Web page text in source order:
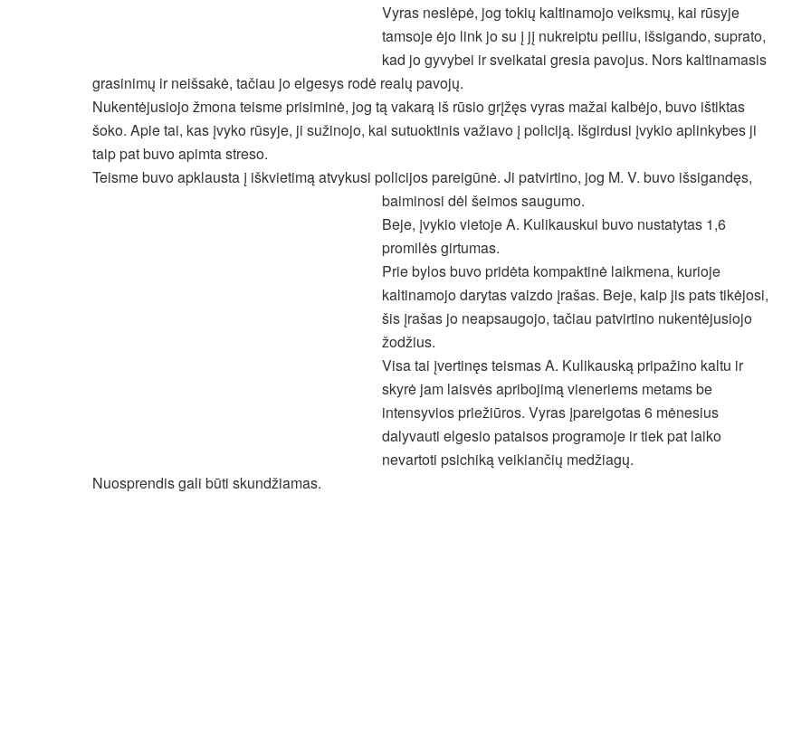
Vyras neslėpė, jog tokių kaltinamojo veiksmų, kai rūsyje
tamsoje ėjo link jo su į jį nukreiptu peiliu, išsigando, suprato,
kad jo gyvybei ir sveikatai gresia pavojus. Nors kaltinamasis
grasinimų ir neišsakė, tačiau jo elgesys rodė realų pavojų.
Nukentėjusiojo žmona teisme prisiminė, jog tą vakarą iš rūsio grįžęs vyras mažai kalbėjo, buvo ištiktas
šoko. Apie tai, kas įvyko rūsyje, ji sužinojo, kai sutuoktinis važiavo į policiją. Išgirdusi įvykio aplinkybes ji
taip pat buvo apimta streso.
Teisme buvo apklausta į iškvietimą atvykusi policijos pareigūnė. Ji patvirtino, jog M. V. buvo išsigandęs,
baiminosi dėl šeimos saugumo.
Beje, įvykio vietoje A. Kulikauskui buvo nustatytas 1,6
promilės girtumas.
Prie bylos buvo pridėta kompaktinė laikmena, kurioje
kaltinamojo darytas vaizdo įrašas. Beje, kaip jis pats tikėjosi,
šis įrašas jo neapsaugojo, tačiau patvirtino nukentėjusiojo
žodžius.
Visa tai įvertinęs teismas A. Kulikauską pripažino kaltu ir
skyrė jam laisvės apribojimą vieneriems metams be
intensyvios priežiūros. Vyras įpareigotas 6 mėnesius
dalyvauti elgesio pataisos programoje ir tiek pat laiko
nevartoti psichiką veikiančių medžiagų.
Nuosprendis gali būti skundžiamas.